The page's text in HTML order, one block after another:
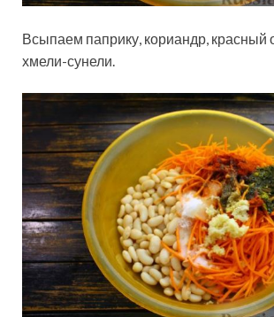
Всыпаем паприку, кориандр, красный
хмели-сунели.